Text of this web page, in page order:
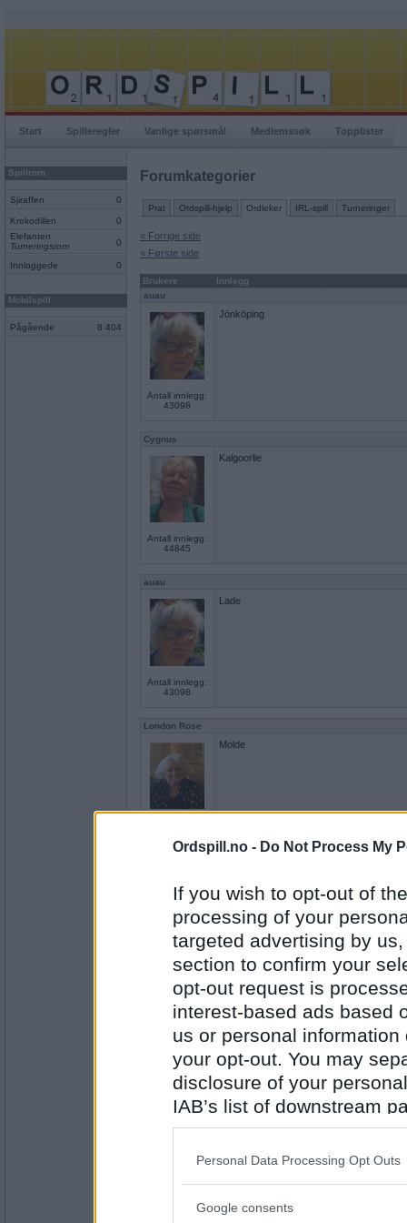
Ordspill.no - Do Not Process My
If you wish to opt-out of
processing of your
targeted advertising by
section to confirm your
opt-out request is
interest-based ads based
us or personal
your opt-out. You may
disclosure of your
IAB’s list of downstream
also be disclosed by us
Downstream Participants
Please note that this
Personal Data Processing Opt Outs
Google consents
Start Spilleregler Vanlige spørsmål Medlemssøk Topplister
Spillrom
Sjiraffen 0
Krokodillen
0
Elefanten
Turneringsrom
0
Innloggede 0
Mobilspill
Pågående 8 404
Forumkategorier
Prat Ordspill-hjelp Ordleker IRL-spill Turneringer
« Forrige side
« Første side
Brukere
Innlegg
auau
Antall innlegg:
43098
Jönköping
Cygnus
Antall innlegg:
44845
Kalgoorlie
auau
Antall innlegg:
43098
Lade
London Rose
Molde
Antall innlegg:
Nesna
Antall innlegg:
2947
Ustaoset
Skulle begynne på O, Lena - alfabetisk i